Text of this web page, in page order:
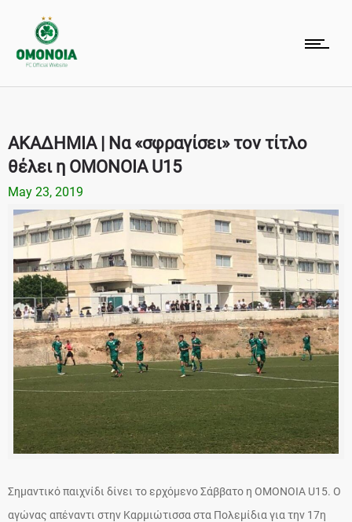
ΑΚΑΔΗΜΙΑ | Να «σφραγίσει» τον τίτλο
θέλει η ΟΜΟΝΟΙΑ U15
May 23, 2019
Σημαντικό παιχνίδι δίνει το ερχόμενο Σάββατο η ΟΜΟΝΟΙΑ U15. Ο
αγώνας απέναντι στην Καρμιώτισσα στα Πολεμίδια για την 17η